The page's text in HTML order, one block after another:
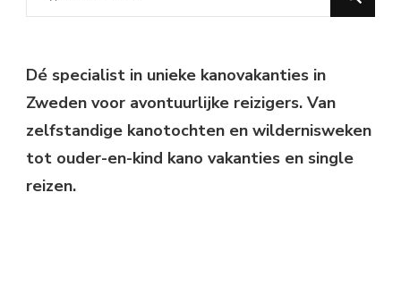
for
Dé specialist in unieke kanovakanties in
Zweden voor avontuurlijke reizigers. Van
zelfstandige kanotochten en wildernisweken
tot ouder-en-kind kano vakanties en single
reizen.